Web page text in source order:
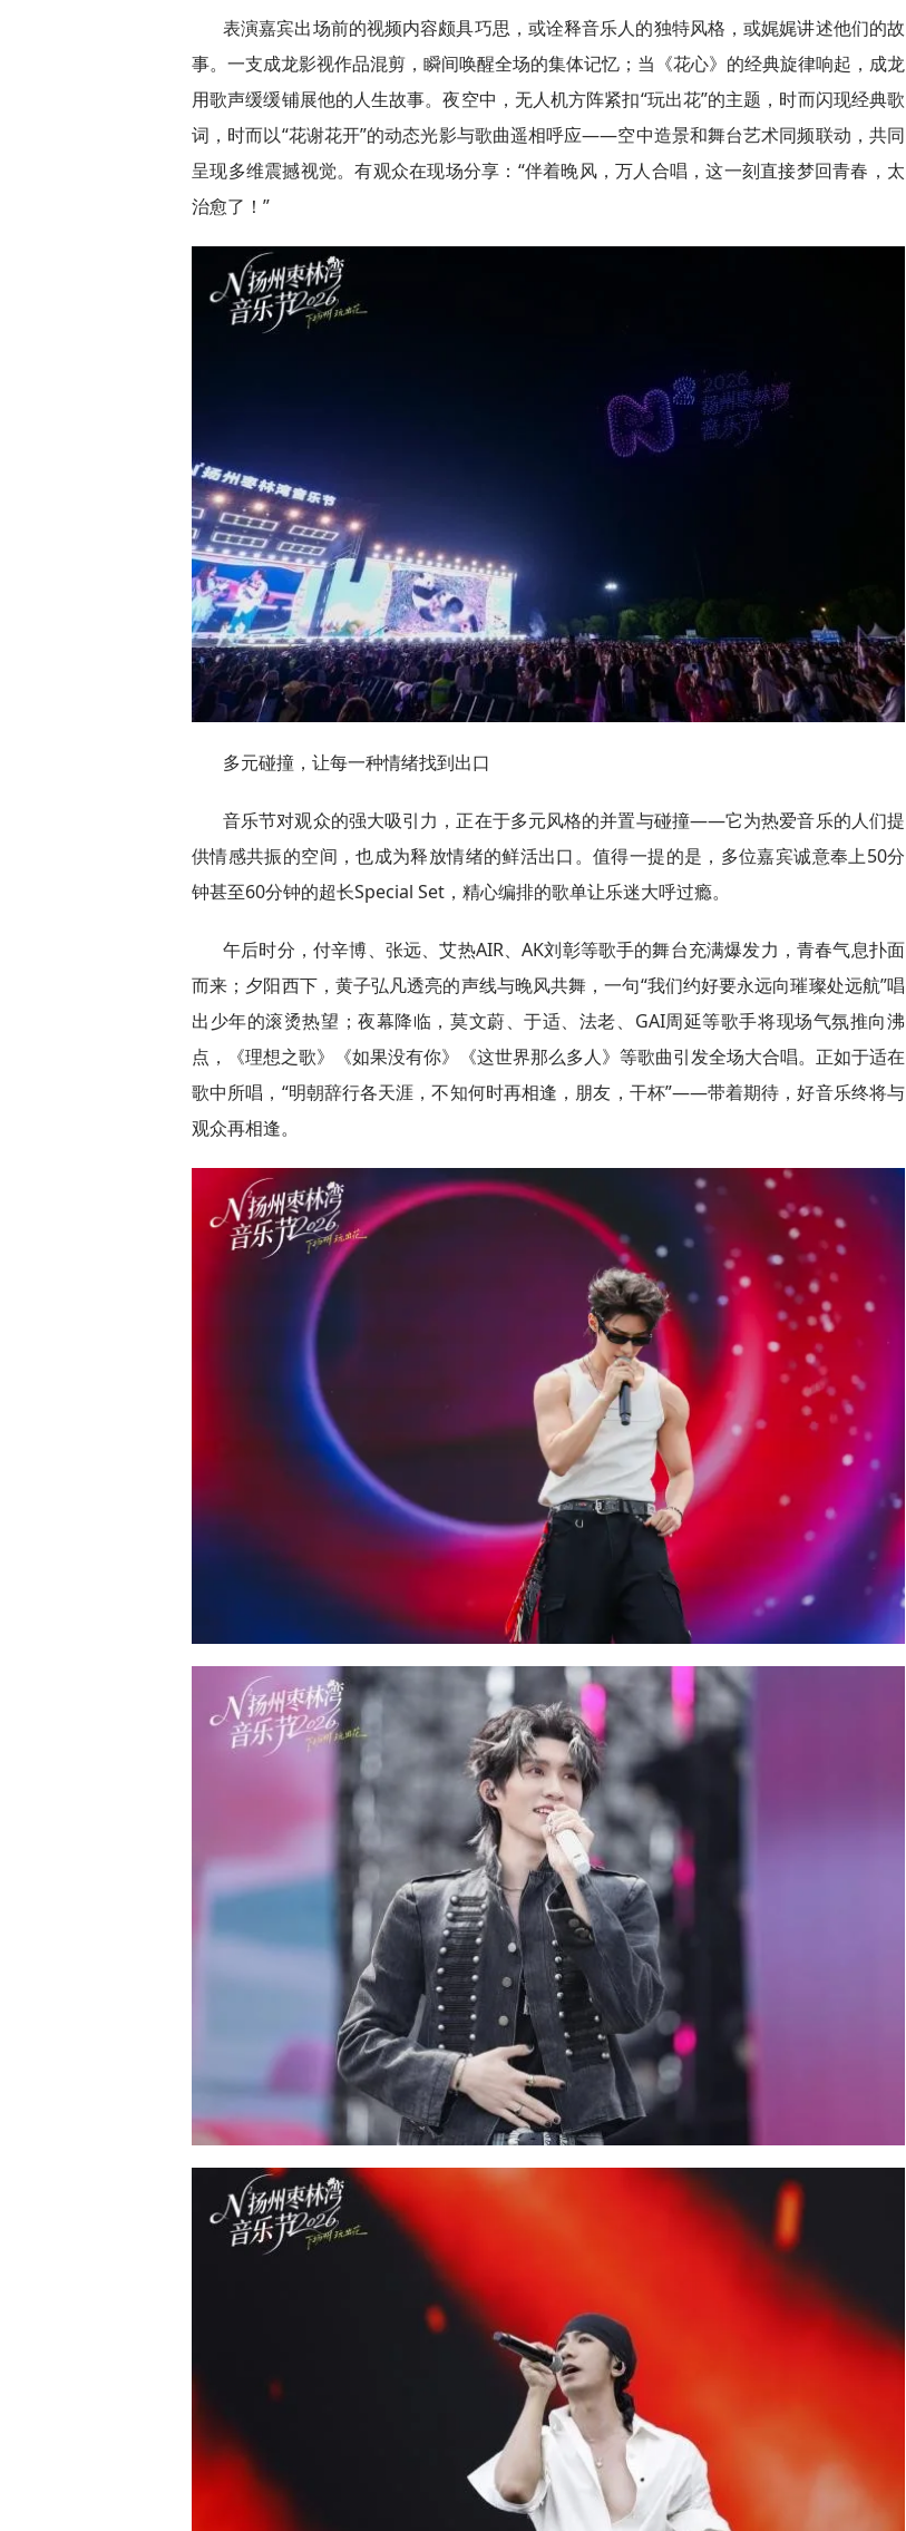
表演嘉宾出场前的视频内容颇具巧思，或诠释音乐人的独特风格，或娓娓讲述他们的故
事。一支成龙影视作品混剪，瞬间唤醒全场的集体记忆；当《花心》的经典旋律响起，成龙
用歌声缓缓铺展他的人生故事。夜空中，无人机方阵紧扣“玩出花”的主题，时而闪现经典歌
词，时而以“花谢花开”的动态光影与歌曲遥相呼应——空中造景和舞台艺术同频联动，共同
呈现多维震撼视觉。有观众在现场分享：“伴着晚风，万人合唱，这一刻直接梦回青春，太
治愈了！”
多元碰撞，让每一种情绪找到出口
音乐节对观众的强大吸引力，正在于多元风格的并置与碰撞——它为热爱音乐的人们提
供情感共振的空间，也成为释放情绪的鲜活出口。值得一提的是，多位嘉宾诚意奉上50分
钟甚至60分钟的超长Special Set，精心编排的歌单让乐迷大呼过瘾。
午后时分，付辛博、张远、艾热AIR、AK刘彰等歌手的舞台充满爆发力，青春气息扑面
而来；夕阳西下，黄子弘凡透亮的声线与晚风共舞，一句“我们约好要永远向璀璨处远航”唱
出少年的滚烫热望；夜幕降临，莫文蔚、于适、法老、GAI周延等歌手将现场气氛推向沸
点，《理想之歌》《如果没有你》《这世界那么多人》等歌曲引发全场大合唱。正如于适在
歌中所唱，“明朝辞行各天涯，不知何时再相逢，朋友，干杯”——带着期待，好音乐终将与
观众再相逢。